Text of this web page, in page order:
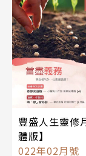
豐盛人生靈修
體版】
022年02月號